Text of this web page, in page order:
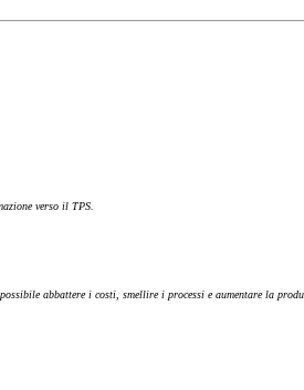
verso il TPS.
abbattere i costi, smellire i processi e aumentare la